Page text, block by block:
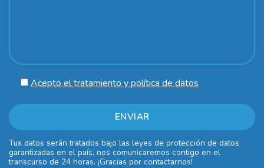
Acepto el tratamiento y política de datos
Tus datos serán tratados bajo las leyes de protección de datos
garantizadas en el país, nos comunicaremos contigo en el
transcurso de 24 horas. ¡Gracias por contactarnos!